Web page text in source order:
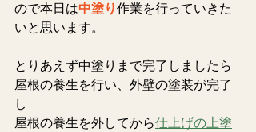
ので本日は中塗り作業を行っていきた
いと思います。
とりあえず中塗りまで完了しましたら
屋根の養生を行い、外壁の塗装が完了
し
屋根の養生を外してから仕上げの上塗